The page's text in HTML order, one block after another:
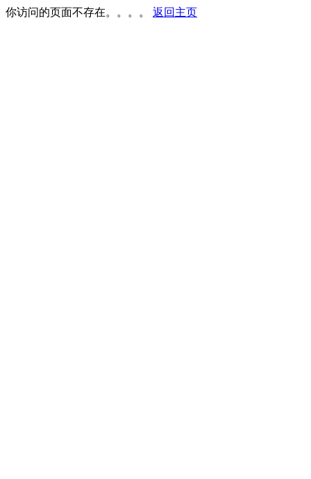
你访问的页面不存在。。。。 返回主页